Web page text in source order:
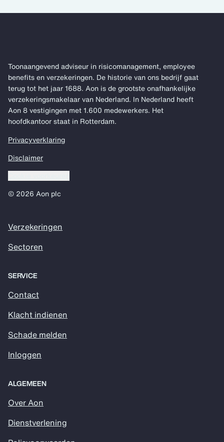
Toonaangevend adviseur in risicomanagement, employee
benefits en verzekeringen. De historie van ons bedrijf gaat
terug tot het jaar 1688. Aon is de grootste onafhankelijke
verzekeringsmakelaar van Nederland. In Nederland heeft
Aon 8 vestigingen met 1.600 medewerkers. Het
hoofdkantoor staat in Rotterdam.
Privacyverklaring
Disclaimer
© 2026 Aon plc
Verzekeringen
Sectoren
SERVICE
Contact
Klacht indienen
Schade melden
Inloggen
ALGEMEEN
Over Aon
Dienstverlening